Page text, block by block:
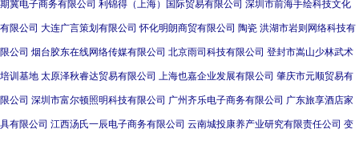
期冀电子商务有限公司 利锦得（上海）国际贸易有限公司 深圳市前海手绘科技文化
有限公司 大连广言策划有限公司 怀化明朗商贸有限公司 陶瓷 洪湖市岩则网络科技有
限公司 烟台胶东在线网络传媒有限公司 北京雨司科技有限公司 登封市嵩山少林武术
培训基地 太原泽秋睿达贸易有限公司 上海也嘉企业发展有限公司 肇庆市元顺贸易有
限公司 深圳市富尔顿照明科技有限公司 广州齐乐电子商务有限公司 广东旅享酒店家
具有限公司 江西汤氏一辰电子商务有限公司 云南城投康养产业研究有限责任公司 变